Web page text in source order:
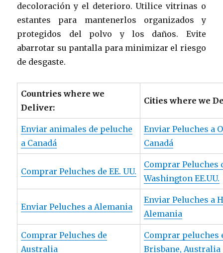
decoloración y el deterioro. Utilice vitrinas o
estantes para mantenerlos organizados y
protegidos del polvo y los daños. Evite
abarrotar su pantalla para minimizar el riesgo
de desgaste.
Countries where we
Deliver:
Cities where we
Enviar animales de peluche
a Canadá
Enviar Peluches a
Canadá
Comprar Peluches de EE. UU.
Comprar Peluches
Washington EE.UU.
Enviar Peluches a Alemania
Enviar Peluches a
Alemania
Comprar Peluches de
Australia
Comprar peluches
Brisbane, Australia